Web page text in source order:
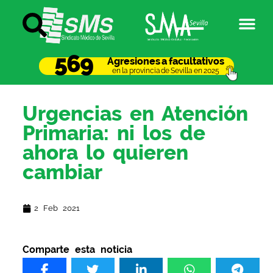
Agresiones a facultativos
en la provincia de Sevilla en 2025
569
Urgencias en Atención
Primaria: ni los de
ahora lo quieren
cambiar
2 Feb 2021
Comparte esta noticia